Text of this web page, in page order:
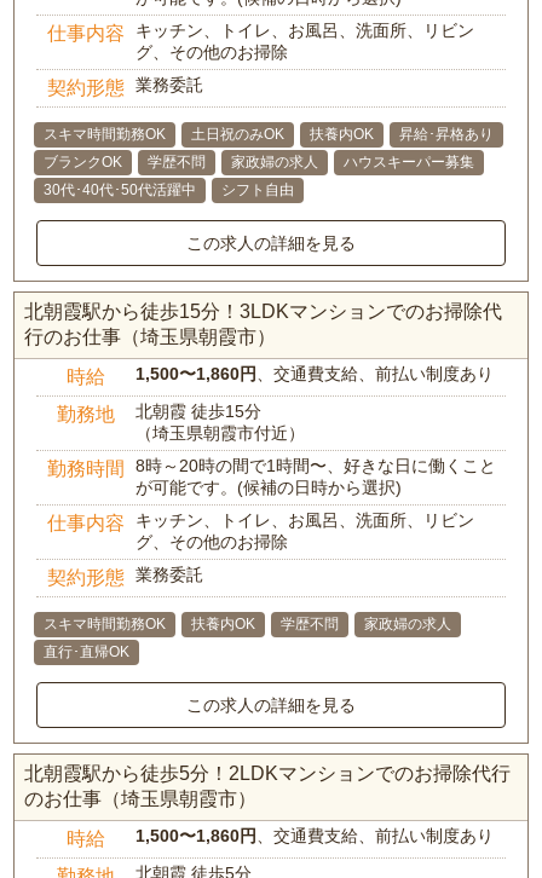
仕事内容
キッチン、トイレ、お風呂、洗面所、リビン
グ、その他のお掃除
契約形態 業務委託
スキマ時間勤務OK 土日祝のみOK 扶養内OK
昇給･昇格あり
ブランクOK
学歴不問 家政婦の求人
ハウスキーパー募集
30代･40代･50代活躍中
シフト自由
この求人の詳細を見る
北朝霞駅から徒歩15分！3LDKマンションでのお掃除代
行のお仕事（埼玉県朝霞市）
時給 1,500〜1,860円 、交通費支給、前払い制度あり
勤務地
北朝霞 徒歩15分
（埼玉県朝霞市付近）
勤務時間
8時～20時の間で1時間〜、好きな日に働くこと
が可能です。(候補の日時から選択)
仕事内容
キッチン、トイレ、お風呂、洗面所、リビン
グ、その他のお掃除
契約形態 業務委託
スキマ時間勤務OK 扶養内OK 学歴不問
家政婦の求人
直行･直帰OK
この求人の詳細を見る
北朝霞駅から徒歩5分！2LDKマンションでのお掃除代行
のお仕事（埼玉県朝霞市）
時給 1,500〜1,860円 、交通費支給、前払い制度あり
北朝霞 徒歩5分